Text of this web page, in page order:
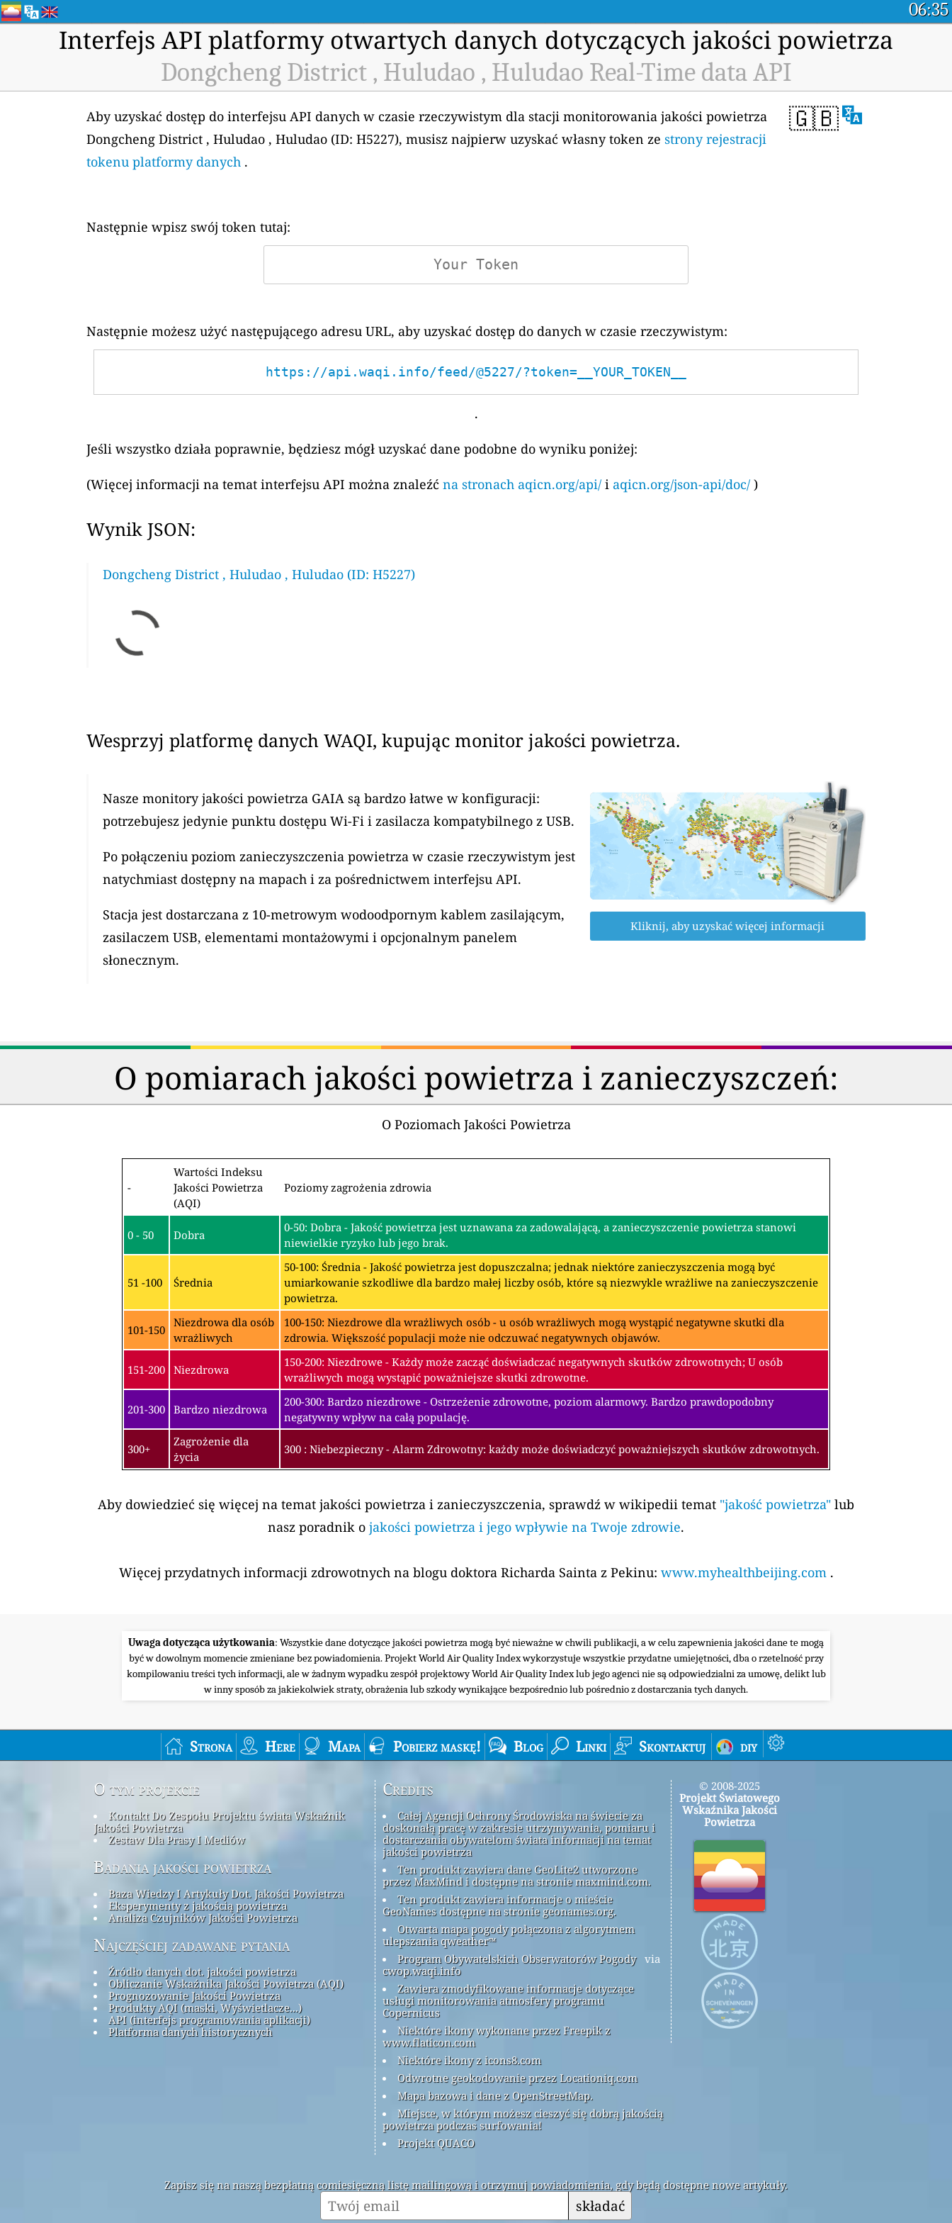
06:35
Interfejs API platformy otwartych danych dotyczących jakości powietrza
Dongcheng District , Huludao , Huludao Real-Time data API
🇬🇧
Aby uzyskać dostęp do interfejsu API danych w czasie rzeczywistym dla stacji monitorowania jakości powietrza
Dongcheng District , Huludao , Huludao (ID: H5227), musisz najpierw uzyskać własny token ze strony rejestracji
tokenu platformy danych .
Następnie wpisz swój token tutaj:
Następnie możesz użyć następującego adresu URL, aby uzyskać dostęp do danych w czasie rzeczywistym:
https://api.waqi.info/feed/@5227/?token=__YOUR_TOKEN__
.
Jeśli wszystko działa poprawnie, będziesz mógł uzyskać dane podobne do wyniku poniżej:
(Więcej informacji na temat interfejsu API można znaleźć na stronach aqicn.org/api/ i aqicn.org/json-api/doc/ )
Wynik JSON:
Dongcheng District , Huludao , Huludao (ID: H5227)
Wesprzyj platformę danych WAQI, kupując monitor jakości powietrza.
Nasze monitory jakości powietrza GAIA są bardzo łatwe w konfiguracji:
potrzebujesz jedynie punktu dostępu Wi-Fi i zasilacza kompatybilnego z USB.
Po połączeniu poziom zanieczyszczenia powietrza w czasie rzeczywistym jest
natychmiast dostępny na mapach i za pośrednictwem interfejsu API.
Stacja jest dostarczana z 10-metrowym wodoodpornym kablem zasilającym,
zasilaczem USB, elementami montażowymi i opcjonalnym panelem
słonecznym.
Kliknij, aby uzyskać więcej informacji
O pomiarach jakości powietrza i zanieczyszczeń:
O Poziomach Jakości Powietrza
-
Wartości Indeksu
Jakości Powietrza
(AQI)
Poziomy zagrożenia zdrowia
0 - 50 Dobra
0-50: Dobra - Jakość powietrza jest uznawana za zadowalającą, a zanieczyszczenie powietrza stanowi
niewielkie ryzyko lub jego brak.
51 -100 Średnia
50-100: Średnia - Jakość powietrza jest dopuszczalna; jednak niektóre zanieczyszczenia mogą być
umiarkowanie szkodliwe dla bardzo małej liczby osób, które są niezwykle wrażliwe na zanieczyszczenie
powietrza.
101-150
Niezdrowa dla osób
wrażliwych
100-150: Niezdrowe dla wrażliwych osób - u osób wrażliwych mogą wystąpić negatywne skutki dla
zdrowia. Większość populacji może nie odczuwać negatywnych objawów.
151-200 Niezdrowa
150-200: Niezdrowe - Każdy może zacząć doświadczać negatywnych skutków zdrowotnych; U osób
wrażliwych mogą wystąpić poważniejsze skutki zdrowotne.
201-300 Bardzo niezdrowa
200-300: Bardzo niezdrowe - Ostrzeżenie zdrowotne, poziom alarmowy. Bardzo prawdopodobny
negatywny wpływ na całą populację.
300+
Zagrożenie dla
życia
300 : Niebezpieczny - Alarm Zdrowotny: każdy może doświadczyć poważniejszych skutków zdrowotnych.
Aby dowiedzieć się więcej na temat jakości powietrza i zanieczyszczenia, sprawdź w wikipedii temat "jakość powietrza" lub
nasz poradnik o jakości powietrza i jego wpływie na Twoje zdrowie.
Więcej przydatnych informacji zdrowotnych na blogu doktora Richarda Sainta z Pekinu: www.myhealthbeijing.com .
Uwaga dotycząca użytkowania: Wszystkie dane dotyczące jakości powietrza mogą być nieważne w chwili publikacji, a w celu zapewnienia jakości dane te mogą
być w dowolnym momencie zmieniane bez powiadomienia. Projekt World Air Quality Index wykorzystuje wszystkie przydatne umiejętności, dba o rzetelność przy
kompilowaniu treści tych informacji, ale w żadnym wypadku zespół projektowy World Air Quality Index lub jego agenci nie są odpowiedzialni za umowę, delikt lub
w inny sposób za jakiekolwiek straty, obrażenia lub szkody wynikające bezpośrednio lub pośrednio z dostarczania tych danych.
Strona Here Mapa Pobierz maskę! Blog Linki Skontaktuj diy
O tym projekcie
Kontakt Do Zespołu Projektu świata Wskaźnik
Jakości Powietrza
Zestaw Dla Prasy I Mediów
Badania jakości powietrza
Baza Wiedzy I Artykuły Dot. Jakości Powietrza
Eksperymenty z jakością powietrza
Analiza Czujników Jakości Powietrza
Najczęściej zadawane pytania
Źródło danych dot. jakości powietrza
Obliczanie Wskaźnika Jakości Powietrza (AQI)
Prognozowanie Jakości Powietrza
Produkty AQI (maski, Wyświetlacze...)
API (interfejs programowania aplikacji)
Platforma danych historycznych
Credits
Całej Agencji Ochrony Środowiska na świecie za
doskonałą pracę w zakresie utrzymywania, pomiaru i
dostarczania obywatelom świata informacji na temat
jakości powietrza
Ten produkt zawiera dane GeoLite2 utworzone
przez MaxMind i dostępne na stronie maxmind.com.
Ten produkt zawiera informacje o mieście
GeoNames dostępne na stronie geonames.org.
Otwarta mapa pogody połączona z algorytmem
ulepszania qweather™
Program Obywatelskich Obserwatorów Pogody via
cwop.waqi.info
Zawiera zmodyfikowane informacje dotyczące
usługi monitorowania atmosfery programu
Copernicus
Niektóre ikony wykonane przez Freepik z
www.flaticon.com
Niektóre ikony z icons8.com
Odwrotne geokodowanie przez Locationiq.com
Mapa bazowa i dane z OpenStreetMap.
Miejsce, w którym możesz cieszyć się dobrą jakością
powietrza podczas surfowania!
Projekt QUACO
© 2008-2025
Projekt Światowego
Wskaźnika Jakości
Powietrza
Zapisz się na naszą bezpłatną comiesięczną listę mailingową i otrzymuj powiadomienia, gdy będą dostępne nowe artykuły.
składać